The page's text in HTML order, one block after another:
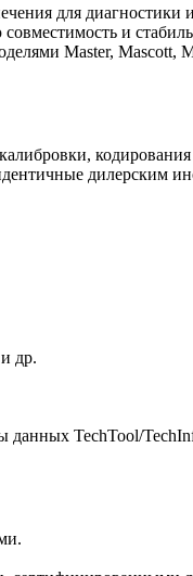
для диагностики
и
Master,
дилерским
др.
данных TechTool/